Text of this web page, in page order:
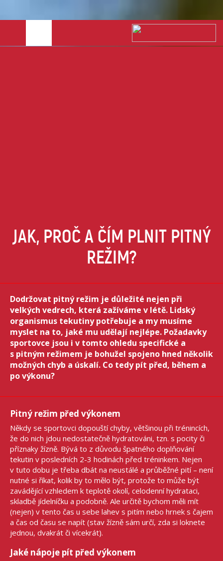
JAK, PROČ A ČÍM PLNIT PITNÝ
REŽIM?
Dodržovat pitný režim je důležité nejen při
velkých vedrech, která zažíváme v létě. Lidský
organismus tekutiny potřebuje a my musíme
myslet na to, jaké mu udělají nejlépe. Požadavky
sportovce jsou i v tomto ohledu specifické a
s pitným režimem je bohužel spojeno hned několik
možných chyb a úskalí. Co tedy pít před, během a
po výkonu?
Pitný režim před výkonem
Někdy se sportovci dopouští chyby, většinou při trénincích,
že do nich jdou nedostatečně hydratováni, tzn. s pocity či
příznaky žízně. Bývá to z důvodu špatného doplňování
tekutin v posledních 2-3 hodinách před tréninkem. Nejen
v tuto dobu je třeba dbát na neustálé a průběžné pití – není
nutné si říkat, kolik by to mělo být, protože to může být
zavádějící vzhledem k teplotě okolí, celodenní hydrataci,
skladbě jídelníčku a podobně. Ale určitě bychom měli mít
(nejen) v tento čas u sebe lahev s pitím nebo hrnek s čajem
a čas od času se napít (stav žízně sám určí, zda si loknete
jednou, dvakrát či vícekrát).
Jaké nápoje pít před výkonem